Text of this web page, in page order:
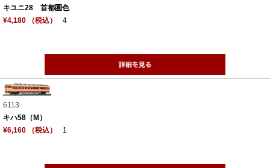
キユニ28 首都圏色
¥4,180 （税込）
4
6113
キハ58（M）
¥6,160 （税込）
1